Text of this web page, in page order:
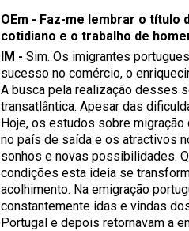
OEm - Faz-me lembrar o título
cotidiano e o trabalho de
IM - Sim. Os imigrantes
sucesso no comércio, o
A busca pela realização desses
transatlântica. Apesar das
Hoje, os estudos sobre
no país de saída e os atractivos
sonhos e novas possibilidades.
condições esta ideia se
acolhimento. Na emigração
constantemente idas e vindas
Portugal e depois retornavam a